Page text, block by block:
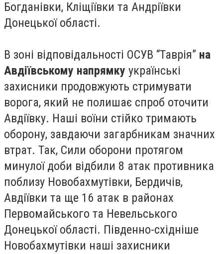
Богданівки, Кліщіївки та Андріївки
Донецької області.
В зоні відповідальності ОСУВ “Таврія” на
Авдіївському напрямку українські
захисники продовжують стримувати
ворога, який не полишає спроб оточити
Авдіївку. Наші воїни стійко тримають
оборону, завдаючи загарбникам значних
втрат. Так, Сили оборони протягом
минулої доби відбили 8 атак противника
поблизу Новобахмутівки, Бердичів,
Авдіївки та ще 16 атак в районах
Первомайського та Невельського
Донецької області. Південно-східніше
Новобахмутівки наші захисники